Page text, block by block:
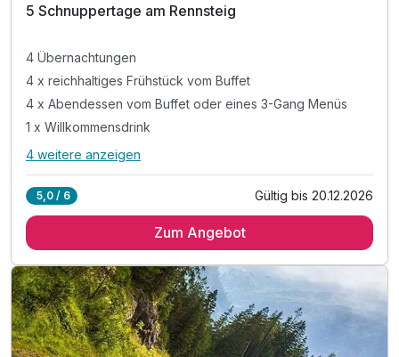
5 Schnuppertage am Rennsteig
4 Übernachtungen
4 x reichhaltiges Frühstück vom Buffet
4 x Abendessen vom Buffet oder eines 3-Gang Menüs
1 x Willkommensdrink
Alle Inklusivleistungen
4 x reichhaltiges Frühstück vom Buffet
1 x Willkommensdrink
inkl. Nutzung der hoteleigenen Sauna
inkl. Parkplatz
inkl. WLAN
4 weitere anzeigen
5,0 / 6 Gültig bis 20.12.2026
Zum Angebot